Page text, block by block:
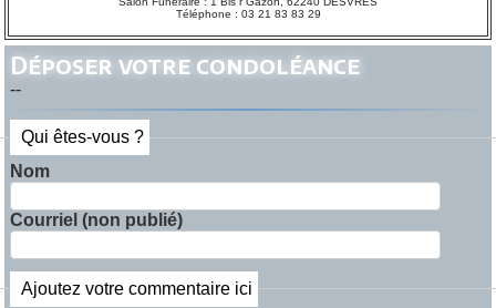
Téléphone : 03 21 83 83 29
Déposer votre condoléance
--
Qui êtes-vous ?
Nom
Courriel (non publié)
Ajoutez votre commentaire ici